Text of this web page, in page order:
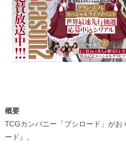
概要
TCGカンパニー「ブシロード」がお
ード』。